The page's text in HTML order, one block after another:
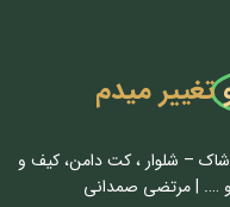
تغییر میدم
– شلوار ، کت دامن، کیف و
و …. | مرتضی صمدانی